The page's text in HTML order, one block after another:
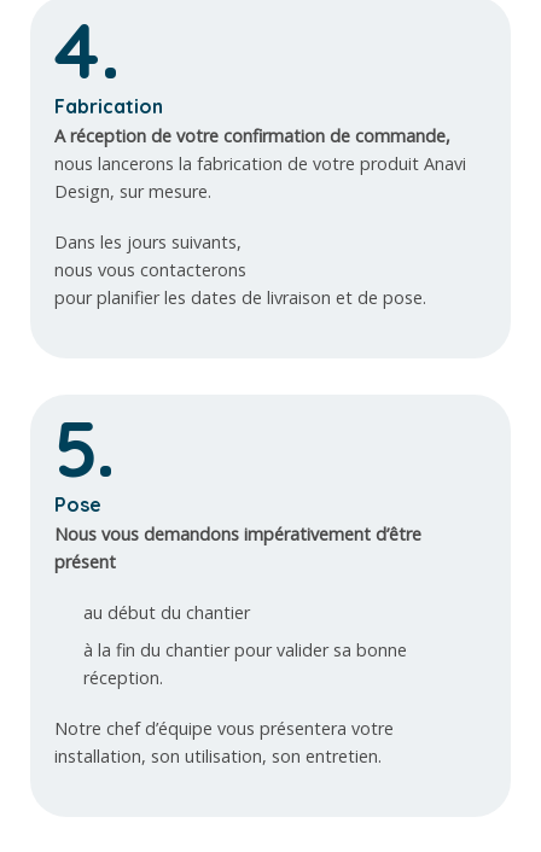
4.
Fabrication
A réception de votre confirmation de commande,
nous lancerons la fabrication de votre produit Anavi
Design, sur mesure.
Dans les jours suivants,
nous vous contacterons
pour planifier les dates de livraison et de pose.
5.
Pose
Nous vous demandons impérativement d’être
présent
au début du chantier
à la fin du chantier pour valider sa bonne
réception.
Notre chef d’équipe vous présentera votre
installation, son utilisation, son entretien.